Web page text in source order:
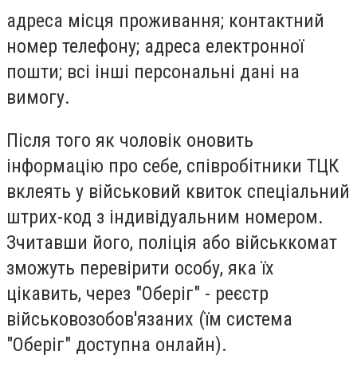
адреса місця проживання; контактний
номер телефону; адреса електронної
пошти; всі інші персональні дані на
вимогу.
Після того як чоловік оновить
інформацію про себе, співробітники ТЦК
вклеять у військовий квиток спеціальний
штрих-код з індивідуальним номером.
Зчитавши його, поліція або військкомат
зможуть перевірити особу, яка їх
цікавить, через "Оберіг" - реєстр
військовозобов'язаних (їм система
"Оберіг" доступна онлайн).